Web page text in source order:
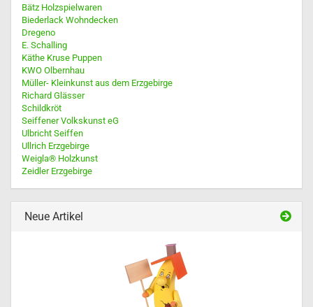
Bätz Holzspielwaren
Biederlack Wohndecken
Dregeno
E. Schalling
Käthe Kruse Puppen
KWO Olbernhau
Müller- Kleinkunst aus dem Erzgebirge
Richard Glässer
Schildkröt
Seiffener Volkskunst eG
Ulbricht Seiffen
Ullrich Erzgebirge
Weigla® Holzkunst
Zeidler Erzgebirge
Neue Artikel